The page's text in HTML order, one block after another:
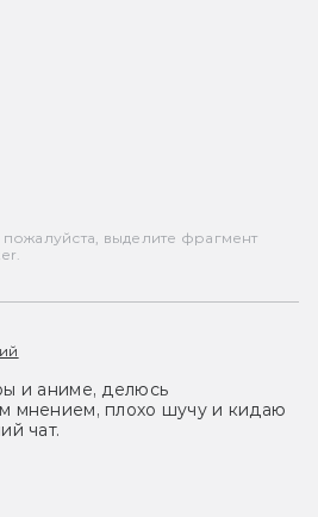
выделите фрагмент
и аниме, делюсь
мнением, плохо шучу и кидаю
чат.